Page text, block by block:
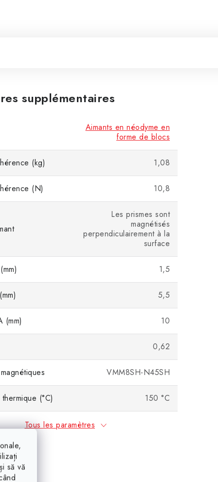
să vă
supplémentaires
Aimants en néodyme en
forme de blocs
(kg) 1,08
(N) 10,8
Les prismes sont
magnétisés
perpendiculairement à la
surface
1,5
5,5
(mm) 10
0,62
VMM8SH-N45SH
(°C) 150 °C
Tous les paramètres